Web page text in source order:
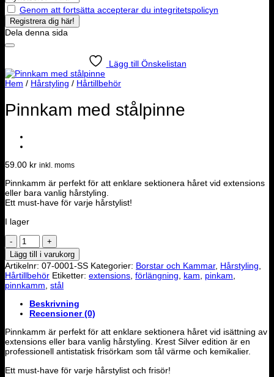
Genom att fortsätta accepterar du integritetspolicyn
Dela denna sida
Lägg till Önskelistan
Hem / Hårstyling / Hårtillbehör
Pinnkam med stålpinne
59.00 kr inkl. moms
Pinnkamm är perfekt för att enklare sektionera håret vid extensions
eller bara vanlig hårstyling.
Ett must-have för varje hårstylist!
I lager
Pinnkam
med
stålpinne
mängd
Lägg till i varukorg
Artikelnr: 07-0001-SS Kategorier: Borstar och Kammar, Hårstyling
Hårtillbehör Etiketter: extensions förlängning kam pinkam
pinnkamm stål
Beskrivning
Recensioner (0)
Pinnkamm är perfekt för att enklare sektionera håret vid isättning av
extensions eller bara vanlig hårstyling. Krest Silver edition är en
professionell antistatisk frisörkam som tål värme och kemikalier.
Ett must-have för varje hårstylist och frisör!